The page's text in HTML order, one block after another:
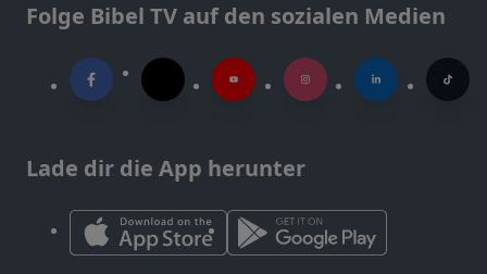
Folge Bibel TV auf den sozialen Medien
Lade dir die App herunter